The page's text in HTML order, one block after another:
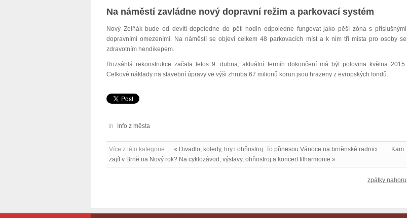
Na náměstí zavládne nový dopravní režim a parkovací systém
Nový Zelňák bude od devíti dopoledne do pěti hodin odpoledne fungovat jako pěší zóna s příslušnými
dopravními omezeními. Na náměstí se objeví celkem 48 parkovacích míst a k nim tři místa pro osoby se
zdravotním hendikepem.
Rozsáhlá rekonstrukce začala letos 9. dubna, aktuální termín dokončení má být polovina května 2015.
Celkové náklady na stavební úpravy ve výši zhruba 67 milionů korun jsou hrazeny z evropských fondů.
in Info z města
Více z této kategorie: « Divadlo, koledy, hry i ohňostroj. To přinesou Vánoce na brněnské radnici
Kam
zajít v Brně na Nový rok? Na cyklozávod, výstavy, ohňostroj a koncert filharmonie »
zpátky nahoru